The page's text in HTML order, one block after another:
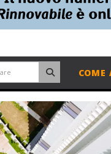
COME